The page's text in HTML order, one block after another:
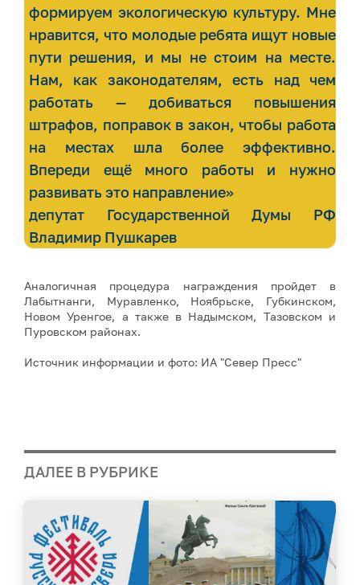
формируем экологическую культуру. Мне
нравится, что молодые ребята ищут новые
пути решения, и мы не стоим на месте.
Нам, как законодателям, есть над чем
работать — добиваться повышения
штрафов, поправок в закон, чтобы работа
на местах шла более эффективно.
Впереди ещё много работы и нужно
развивать это направление»
депутат Государственной Думы РФ
Владимир Пушкарев
Аналогичная процедура награждения пройдет в
Лабытнанги, Муравленко, Ноябрьске, Губкинском,
Новом Уренгое, а также в Надымском, Тазовском и
Пуровском районах.
Источник информации и фото: ИА "Север Пресс"
ДАЛЕЕ В РУБРИКЕ